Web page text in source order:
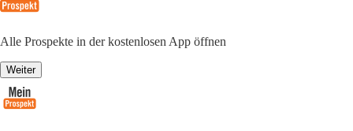
Alle Prospekte in der kostenlosen App öffnen
Weiter